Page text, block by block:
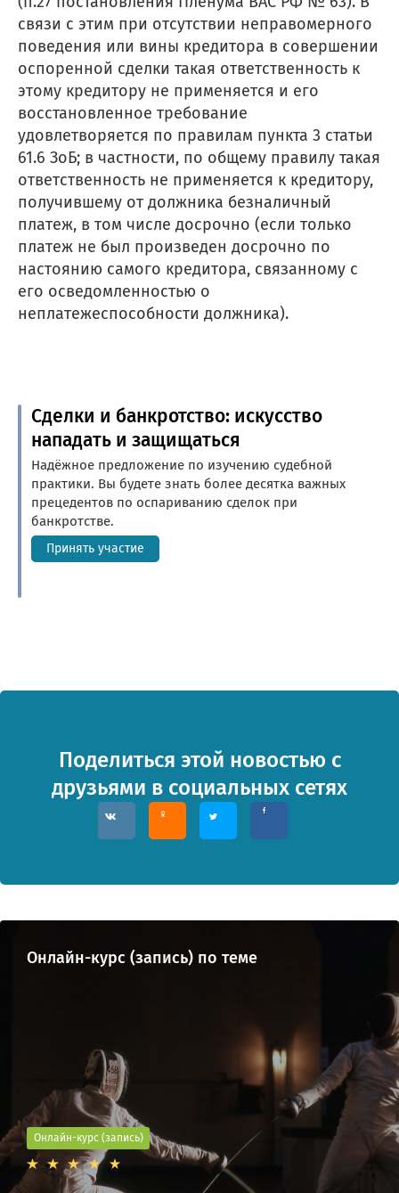
связи с этим при отсутствии неправомерного
поведения или вины кредитора в совершении
оспоренной сделки такая ответственность к
этому кредитору не применяется и его
восстановленное требование
удовлетворяется по правилам пункта 3 статьи
61.6 ЗоБ; в частности, по общему правилу такая
ответственность не применяется к кредитору,
получившему от должника безналичный
платеж, в том числе досрочно (если только
платеж не был произведен досрочно по
настоянию самого кредитора, связанному с
его осведомленностью о
неплатежеспособности должника).
Сделки и банкротство: искусство
нападать и защищаться
Надёжное предложение по изучению судебной
практики. Вы будете знать более десятка важных
прецедентов по оспариванию сделок при
банкротстве.
Принять участие
Поделиться этой новостью с
друзьями в социальных сетях
Онлайн-курс (запись) по теме
Онлайн-курс (запись)
ОТПРАВИТЬ
кнопку “Отправить”, вы даетесогласиена
персональных данных на основанииПолитики
конфиденциальности.